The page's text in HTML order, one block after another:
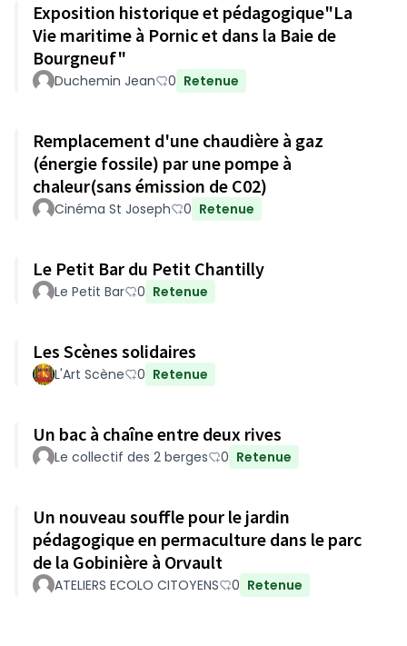
Exposition historique et pédagogique"La
Vie maritime à Pornic et dans la Baie de
Bourgneuf"
Duchemin Jean 0 Retenue
Remplacement d'une chaudière à gaz
(énergie fossile) par une pompe à
chaleur(sans émission de C02)
Cinéma St Joseph 0 Retenue
Le Petit Bar du Petit Chantilly
Le Petit Bar 0 Retenue
Les Scènes solidaires
L'Art Scène 0 Retenue
Un bac à chaîne entre deux rives
Le collectif des 2 berges 0 Retenue
Un nouveau souffle pour le jardin
pédagogique en permaculture dans le parc
de la Gobinière à Orvault
ATELIERS ECOLO CITOYENS 0 Retenue